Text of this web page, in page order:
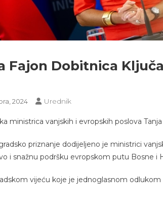
Fajon Dobitnica
2024 Urednik
ministrica vanjskih i evropskih poslova
priznanje dodijeljeno je ministrici
i snažnu podršku evropskom putu Bosne i
vijeću koje je jednoglasnom